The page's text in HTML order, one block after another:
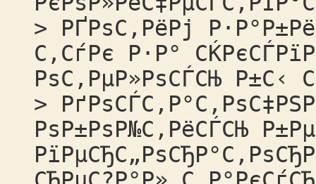
> РҐРѕС‚РёРј
С‚СѓРє Р·Р°
РѕС‚РµР»РѕСЃСЊ Р±С‹
>
РѕР±РѕР№С‚РёСЃСЊ